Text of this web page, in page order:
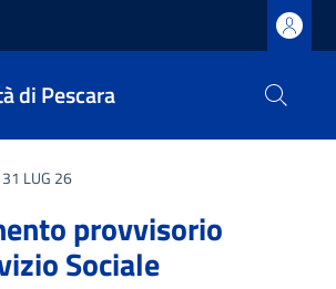
di Pescara
evidenza
31 LUG 26
provvisorio
Sociale